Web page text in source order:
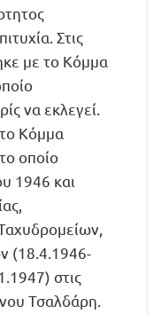
Στις
με το Κόμμα
να εκλεγεί.
Κόμμα
οποίο
1946 και
(18.4.1946-
στις
Τσαλδάρη.